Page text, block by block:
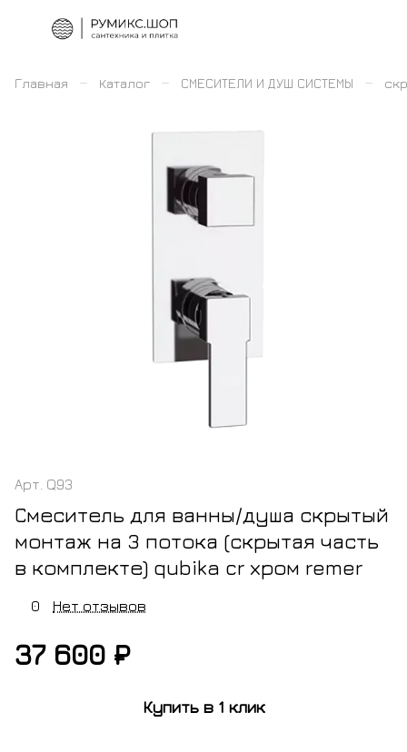
Главная – Каталог – СМЕСИТЕЛИ И ДУШ СИСТЕМЫ –
Арт. Q93
Смеситель для ванны/душа скрытый
монтаж на 3 потока (скрытая часть
в комплекте) qubika cr хром remer
0 Нет отзывов
37 600 ₽
Купить в 1 клик